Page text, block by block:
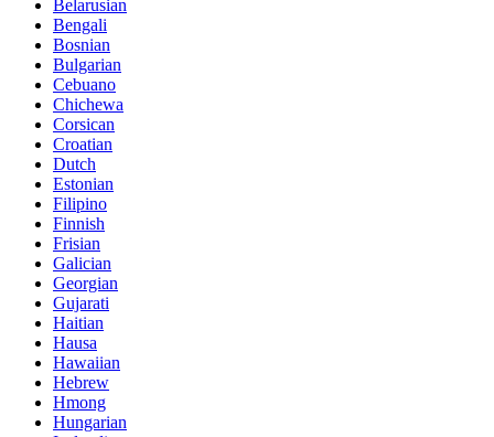
Belarusian
Bengali
Bosnian
Bulgarian
Cebuano
Chichewa
Corsican
Croatian
Dutch
Estonian
Filipino
Finnish
Frisian
Galician
Georgian
Gujarati
Haitian
Hausa
Hawaiian
Hebrew
Hmong
Hungarian